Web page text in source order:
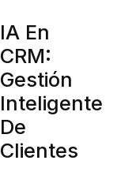
IA En
CRM:
Gestión
Inteligente
De
Clientes